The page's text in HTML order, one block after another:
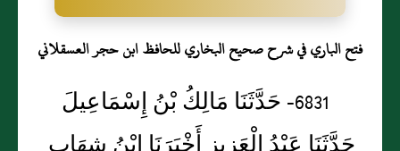
فتح الباري في شرح صحيح البخاري للحافظ ابن حجر العسقلاني
6831- حَدَّثَنَا مَالِكُ بْنُ إِسْمَاعِيلَ